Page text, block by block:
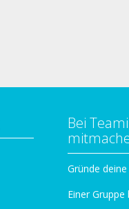
Bei
Gründe
Einer